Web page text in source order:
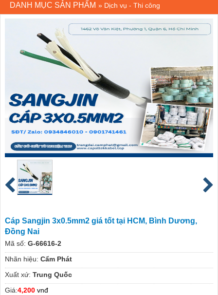
DANH MỤC SẢN PHẨM » Dịch vụ - Thi công
Cáp Sangjin 3x0.5mm2 giá tốt tại HCM, Bình Dương,
Đồng Nai
Mã số: G-66616-2
Nhãn hiệu: Cẩm Phát
Xuất xứ: Trung Quốc
Giá:4,200 vnđ